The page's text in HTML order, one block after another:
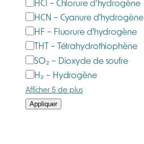
HCl – Chlorure d’hydrogène
HCN – Cyanure d'hydrogène
HF – Fluorure d'hydrogène
THT – Tétrahydrothiophène
SO₂ – Dioxyde de soufre
H₂ – Hydrogène
Afficher 5 de plus
Appliquer